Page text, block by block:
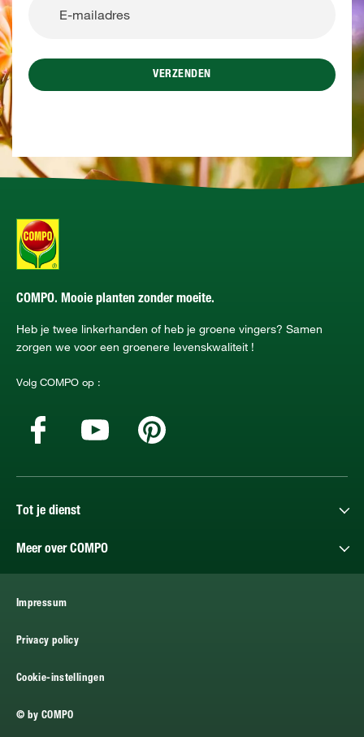
VERZENDEN
COMPO. Mooie planten zonder moeite.
Heb je twee linkerhanden of heb je groene vingers? Samen
zorgen we voor een groenere levenskwaliteit !
Volg COMPO op :
Tot je dienst
Meer over COMPO
Impressum
Privacy policy
Cookie-instellingen
© by COMPO